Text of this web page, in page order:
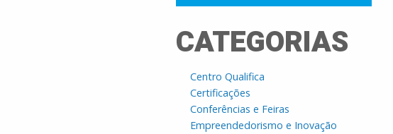
CATEGORIAS
Centro Qualifica
Certificações
Conferências e Feiras
Empreendedorismo e Inovação